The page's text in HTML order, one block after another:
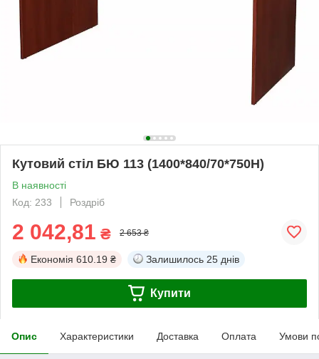
Кутовий стіл БЮ 113 (1400*840/70*750Н)
В наявності
Код: 233
Роздріб
2 042,81 ₴ 2 653 ₴
Економія 610.19 ₴ Залишилось 25 днів
Купити
Опис Характеристики Доставка Оплата Умови